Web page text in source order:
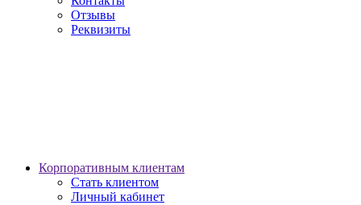
Отзывы
Реквизиты
Корпоративным клиентам
Стать клиентом
Личный кабинет